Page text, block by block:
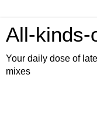
All-kinds-
Your daily dose of
mixes